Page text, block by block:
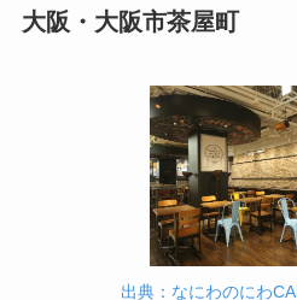
大阪・大阪市茶屋町
出典：なにわのにわ